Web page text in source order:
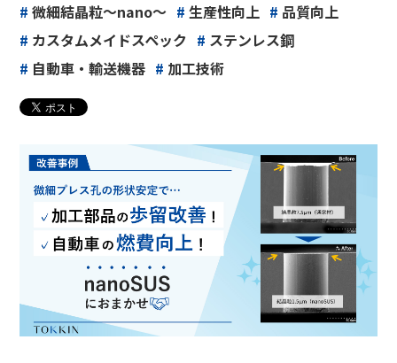
# 微細結晶粒～nano～ # 生産性向上 # 品質向上
# カスタムメイドスペック # ステンレス鋼
# 自動車・輸送機器 # 加工技術